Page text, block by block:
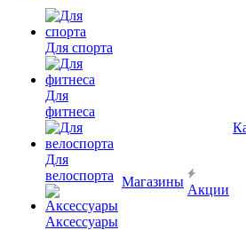
Для спорта
Для
фитнеса
Для
велоспорта
Аксессуары
Магазины
Акции